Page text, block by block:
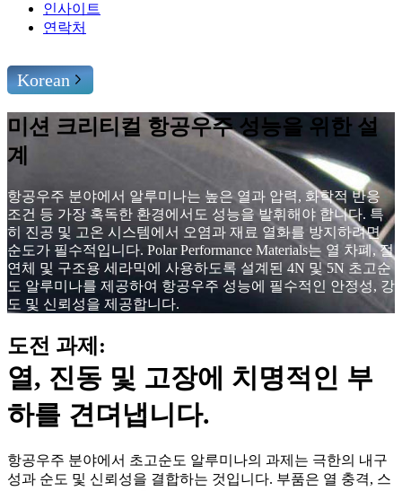
인사이트
연락처
Korean
미션 크리티컬 항공우주 성능을 위한 설
계
항공우주 분야에서 알루미나는 높은 열과 압력, 화학적 반응
조건 등 가장 혹독한 환경에서도 성능을 발휘해야 합니다. 특
히 진공 및 고온 시스템에서 오염과 재료 열화를 방지하려면
순도가 필수적입니다. Polar Performance Materials는 열 차폐, 절
연체 및 구조용 세라믹에 사용하도록 설계된 4N 및 5N 초고순
도 알루미나를 제공하여 항공우주 성능에 필수적인 안정성, 강
도 및 신뢰성을 제공합니다.
도전 과제:
열, 진동 및 고장에 치명적인 부
하를 견뎌냅니다.
항공우주 분야에서 초고순도 알루미나의 과제는 극한의 내구
성과 순도 및 신뢰성을 결합하는 것입니다. 부품은 열 충격, 스